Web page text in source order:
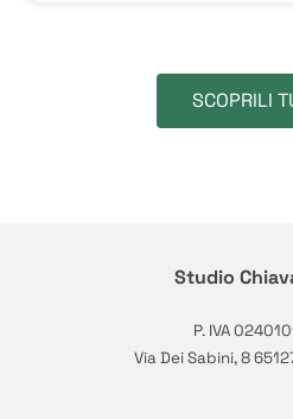
SCOPRILI
Studio
P. IVA
Via Dei Sabini, 8